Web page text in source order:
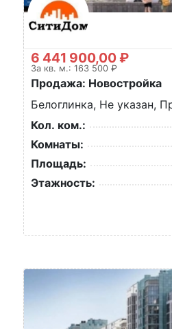
6 441 900,00 ₽
За кв. м.: 163 500 ₽
Продажа: Новостройка
Белоглинка, Не указан,
Кол. ком.:
Комнаты:
Площадь:
Этажность: